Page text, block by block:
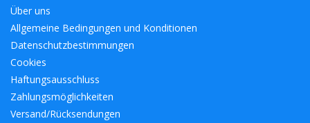
Über uns
Allgemeine Bedingungen und Konditionen
Datenschutzbestimmungen
Cookies
Haftungsausschluss
Zahlungsmöglichkeiten
Versand/Rücksendungen